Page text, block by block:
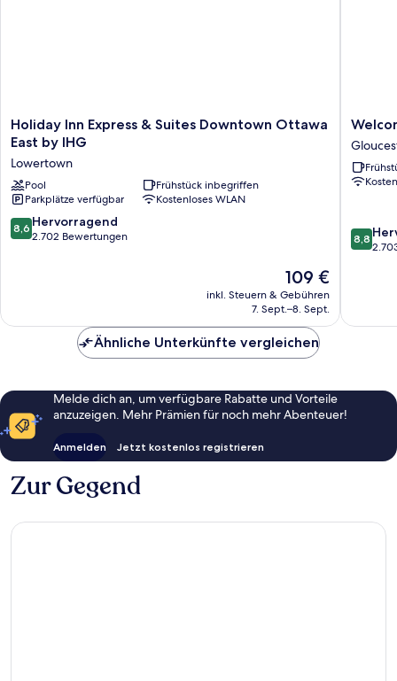
Holiday
Inn
Express
&
Suites
Downtown
Ottawa
East
Holiday Inn Express & Suites Downtown Ottawa
East by IHG
Lowertown
Pool
Frühstück inbegriffen
Parkplätze verfügbar
Kostenloses WLAN
8.6
von
8,6 Hervorragend
2.702 Bewertungen
Der
Preis
beträgt
109 €
inkl. Steuern & Gebühren
7. Sept.–8. Sept.
Hotel
Ottawa
8.8
von
8,8
Ähnliche Unterkünfte vergleichen
Melde dich an, um verfügbare Rabatte und Vorteile
anzuzeigen. Mehr Prämien für noch mehr Abenteuer!
Anmelden Jetzt kostenlos registrieren
Zur Gegend